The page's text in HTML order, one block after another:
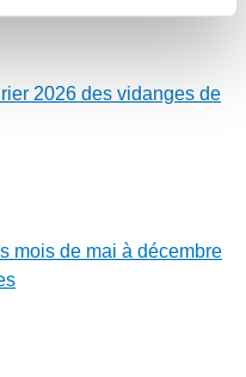
2026 des vidanges de
mois de mai à décembre